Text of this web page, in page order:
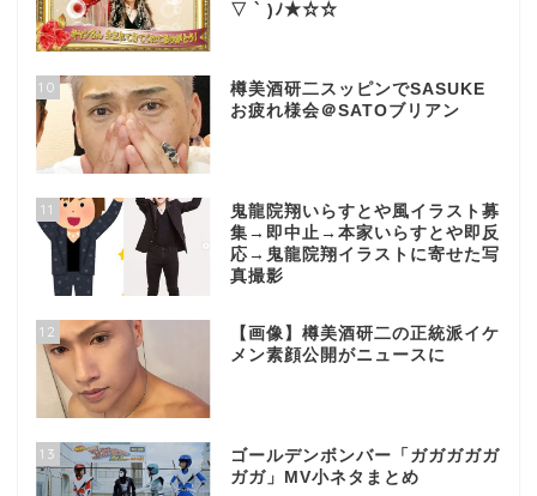
▽ ` )ﾉ★☆☆
10
樽美酒研二スッピンでSASUKE
お疲れ様会＠SATOブリアン
11
鬼龍院翔いらすとや風イラスト募
集→即中止→本家いらすとや即反
応→鬼龍院翔イラストに寄せた写
真撮影
12
【画像】樽美酒研二の正統派イケ
メン素顔公開がニュースに
13
ゴールデンボンバー「ガガガガガ
ガガ」MV小ネタまとめ